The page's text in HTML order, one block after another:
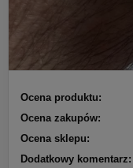
Ocena produktu:
Ocena zakupów:
Ocena sklepu:
Dodatkowy komentarz: